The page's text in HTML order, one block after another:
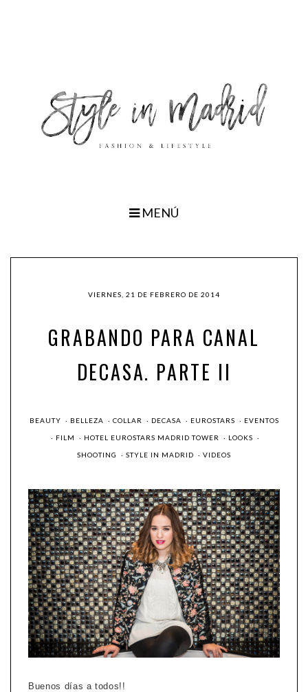
MENÚ
VIERNES, 21 DE FEBRERO DE 2014
GRABANDO PARA CANAL
DECASA. PARTE II
BEAUTY · BELLEZA · COLLAR · DECASA · EUROSTARS · EVENTOS
· FILM · HOTEL EUROSTARS MADRID TOWER · LOOKS ·
SHOOTING · STYLE IN MADRID · VIDEOS
Buenos días a todos!!